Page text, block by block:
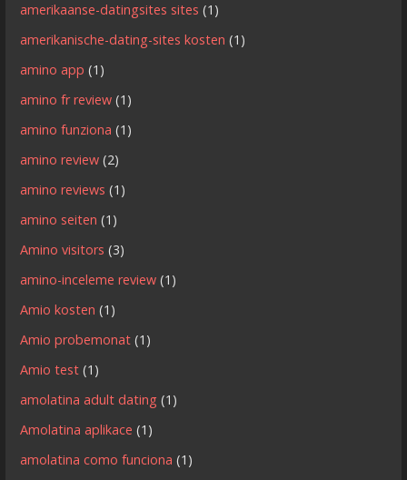
amerikaanse-datingsites sites (1)
amerikanische-dating-sites kosten (1)
amino app (1)
amino fr review (1)
amino funziona (1)
amino review (2)
amino reviews (1)
amino seiten (1)
Amino visitors (3)
amino-inceleme review (1)
Amio kosten (1)
Amio probemonat (1)
Amio test (1)
amolatina adult dating (1)
Amolatina aplikace (1)
amolatina como funciona (1)